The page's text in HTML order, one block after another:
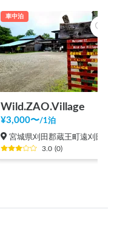
車中泊
Wild.ZAO.Village
¥3,000〜/1泊
宮城県刈田郡蔵王町遠刈田温泉
3.0 (0)